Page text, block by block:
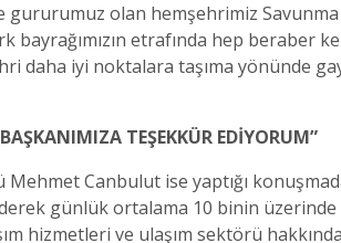
gururumuz olan hemşehrimiz
bayrağımızın etrafında hep beraber
daha iyi noktalara taşıma yönünde
TEŞEKKÜR EDİYORUM”
Canbulut ise yaptığı
günlük ortalama 10 binin üzerinde
hizmetleri ve ulaşım sektörü